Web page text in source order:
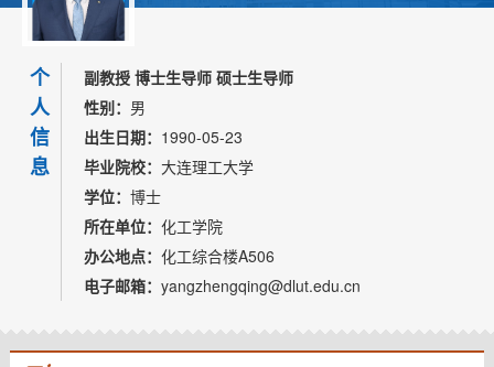
获奖信息
招生信息
学生信息
我的相册
教师博客
个
人
信
息
副教授 博士生导师 硕士生导师
性别： 男
出生日期： 1990-05-23
毕业院校： 大连理工大学
学位： 博士
所在单位： 化工学院
办公地点： 化工综合楼A506
电子邮箱： yangzhengqing@dlut.edu.cn